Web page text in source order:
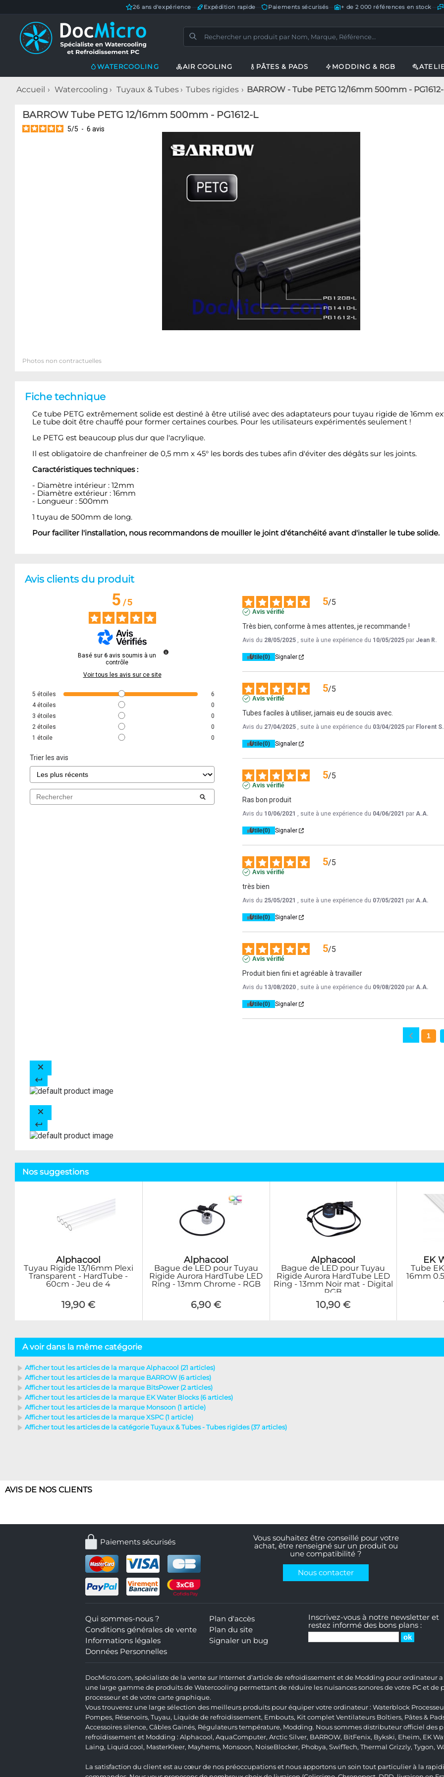
26 ans d'expérience Expédition rapide Paiements sécurisés— + de 2 000 références en stock
WATERCOOLING AIR COOLING PÂTES & PADS MODDING & RGB
Accueil Watercooling Tuyaux & Tubes Tubes rigides BARROW - Tube PETG 12/16mm 500mm -
BARROW Tube PETG 12/16mm 500mm - PG1612-L
5/5 - 6 avis
Photos non contractuelles
Fiche technique
Ce tube PETG extrêmement solide est destiné à être utilisé avec des adaptateurs pour tuyau rigide de 16mm
Le tube doit être chauffé pour former certaines courbes. Pour les utilisateurs expérimentés seulement !
Le PETG est beaucoup plus dur que l'acrylique.
Il est obligatoire de chanfreiner de 0,5 mm x 45° les bords des tubes afin d'éviter des dégâts sur les joints.
Caractéristiques techniques :
- Diamètre intérieur : 12mm
- Diamètre extérieur : 16mm
- Longueur : 500mm
1 tuyau de 500mm de long.
Pour faciliter l'installation, nous recommandons de mouiller le joint d'étanchéité avant d'installer le tube solide.
Avis clients du produit
5/5
Basé sur 6 avis soumis à un
contrôle
Voir tous les avis sur ce site
5 étoiles
6
4 étoiles
0
3 étoiles
0
2 étoiles
0
1 étoile 0
Trier les avis
5/5
Avis vérifié
Très bien, conforme à mes attentes, je recommande !
Avis du 28/05/2025 , suite à une expérience du 10/05/2025 par Jean R.
Utile(0) Signaler
5/5
Avis vérifié
Tubes faciles à utiliser, jamais eu de soucis avec.
Avis du 27/04/2025 , suite à une expérience du 03/04/2025 par Florent S.
Utile(0) Signaler
5/5
Avis vérifié
Ras bon produit
Avis du 10/06/2021 , suite à une expérience du 04/06/2021 parA.A.
Utile(0) Signaler
5/5
Avis vérifié
très bien
Avis du 25/05/2021 , suite à une expérience du 07/05/2021 parA.A.
Utile(0) Signaler
5/5
Avis vérifié
Produit bien fini et agréable à travailler
Avis du 13/08/2020 , suite à une expérience du 09/08/2020 parA.A.
Utile(0) Signaler
1
Nos suggestions
Alphacool
Tuyau Rigide 13/16mm Plexi
Transparent - HardTube -
60cm - Jeu de 4
19,90 €
Alphacool
Bague de LED pour Tuyau
Rigide Aurora HardTube LED
Ring - 13mm Chrome - RGB
6,90 €
Alphacool
Bague de LED pour Tuyau
Rigide Aurora HardTube LED
Ring - 13mm Noir mat - Digital
RGB
10,90 €
EK
Tube
16mm
A voir dans la même catégorie
Afficher tout les articles de la marque Alphacool (21 articles)
Afficher tout les articles de la marque BARROW (6 articles)
Afficher tout les articles de la marque BitsPower (2 articles)
Afficher tout les articles de la marque EK Water Blocks (6 articles)
Afficher tout les articles de la marque Monsoon (1 article)
Afficher tout les articles de la marque XSPC (1 article)
Afficher tout les articles de la catégorie Tuyaux & Tubes - Tubes rigides (37 articles)
AVIS DE NOS CLIENTS
Paiements sécurisés
Vous souhaitez être conseillé pour votre
achat, être renseigné sur un produit ou
une compatibilité ?
Nous contacter
Qui sommes-nous ?
Conditions générales de vente
Informations légales
Données Personnelles
Plan d'accès
Plan du site
Signaler un bug
Inscrivez-vous à notre newsletter et
restez informé des bons plans :
DocMicro.com, spécialiste de la vente sur Internet d’article de refroidissement et de Modding pour ordinateur
une large gamme de produits de Watercooling permettant de réduire les nuisances sonores de votre PC et de
processeur et de votre carte graphique.
Vous trouverez une large sélection des meilleurs produits pour équiper votre ordinateur : Waterblock
Pompes, Réservoirs, Tuyau, Liquide de refroidissement, Embouts, Kit complet Ventilateurs Boîtiers, Pâtes &
Accessoires silence, Câbles Gainés, Régulateurs température, Modding. Nous sommes distributeur officiel des
refroidissement et Modding : Alphacool, AquaComputer, Arctic Silver, BARROW, BitFenix, Bykski, Eheim, EK
Laing, Liquid.cool, MasterKleer, Mayhems, Monsoon, NoiseBlocker, Phobya, SwifTech, Thermal Grizzly, Tygon,
La satisfaction du client est au cœur de nos préoccupations et nous apportons un soin tout particulier à la